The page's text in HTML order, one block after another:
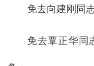
免去向建刚同
免去覃正华同